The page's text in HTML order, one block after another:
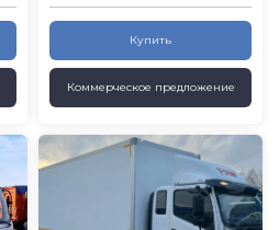
Купить
Коммерческое предложение